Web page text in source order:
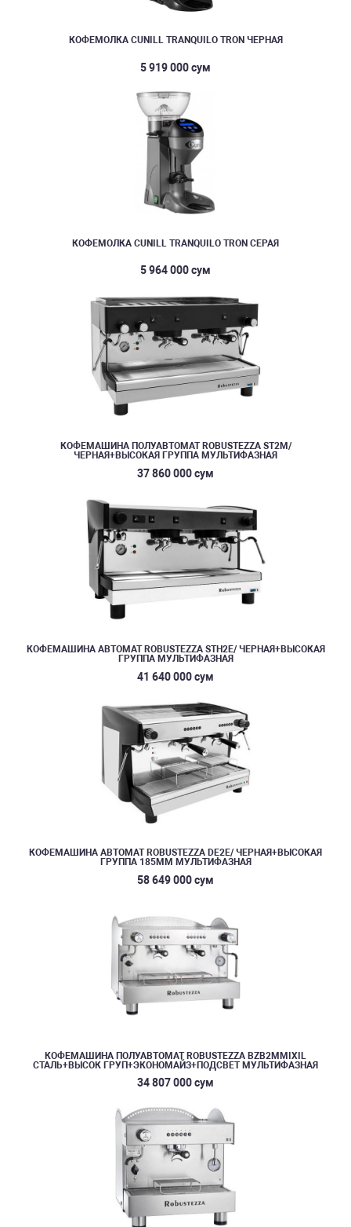
КОФЕМОЛКА CUNILL TRANQUILO TRON ЧЕРНАЯ
5 919 000 сум
КОФЕМОЛКА CUNILL TRANQUILO TRON СЕРАЯ
5 964 000 сум
КОФЕМАШИНА ПОЛУАВТОМАТ ROBUSTEZZA ST2M/
ЧЕРНАЯ+ВЫСОКАЯ ГРУППА МУЛЬТИФАЗНАЯ
37 860 000 сум
КОФЕМАШИНА АВТОМАТ ROBUSTEZZA STH2E/ ЧЕРНАЯ+ВЫСОКАЯ
ГРУППА МУЛЬТИФАЗНАЯ
41 640 000 сум
КОФЕМАШИНА АВТОМАТ ROBUSTEZZA DE2E/ ЧЕРНАЯ+ВЫСОКАЯ
ГРУППА 185ММ МУЛЬТИФАЗНАЯ
58 649 000 сум
КОФЕМАШИНА ПОЛУАВТОМАТ ROBUSTEZZA BZB2MMIXIL
СТАЛЬ+ВЫСОК ГРУП+ЭКОНОМАЙЗ+ПОДСВЕТ МУЛЬТИФАЗНАЯ
34 807 000 сум